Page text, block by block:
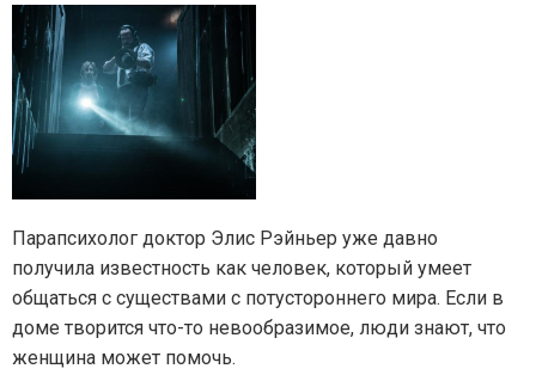
Парапсихолог доктор Элис Рэйньер уже давно
получила известность как человек, который умеет
общаться с существами с потустороннего мира. Если в
доме творится что-то невообразимое, люди знают, что
женщина может помочь.